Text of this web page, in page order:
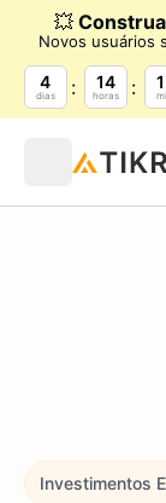
💥
Novos usuários
4
dias
14
horas
Investimentos